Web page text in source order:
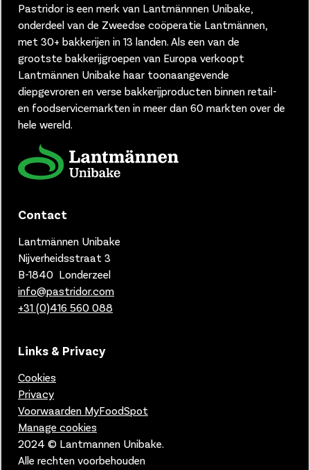
Pastridor is een merk van Lantmännnen Unibake,
onderdeel van de Zweedse coöperatie Lantmännen,
met 30+ bakkerijen in 13 landen. Als een van de
grootste bakkerijgroepen van Europa verkoopt
Lantmännen Unibake haar toonaangevende
diepgevroren en verse bakkerijproducten binnen retail-
en foodservicemarkten in meer dan 60 markten over de
hele wereld.
Contact
Lantmännen Unibake
Nijverheidsstraat 3
B-1840 Londerzeel
info@pastridor.com
+31 (0)416 560 088
Links & Privacy
Cookies
Privacy
Voorwaarden MyFoodSpot
Manage cookies
2024 © Lantmannen Unibake.
Alle rechten voorbehouden